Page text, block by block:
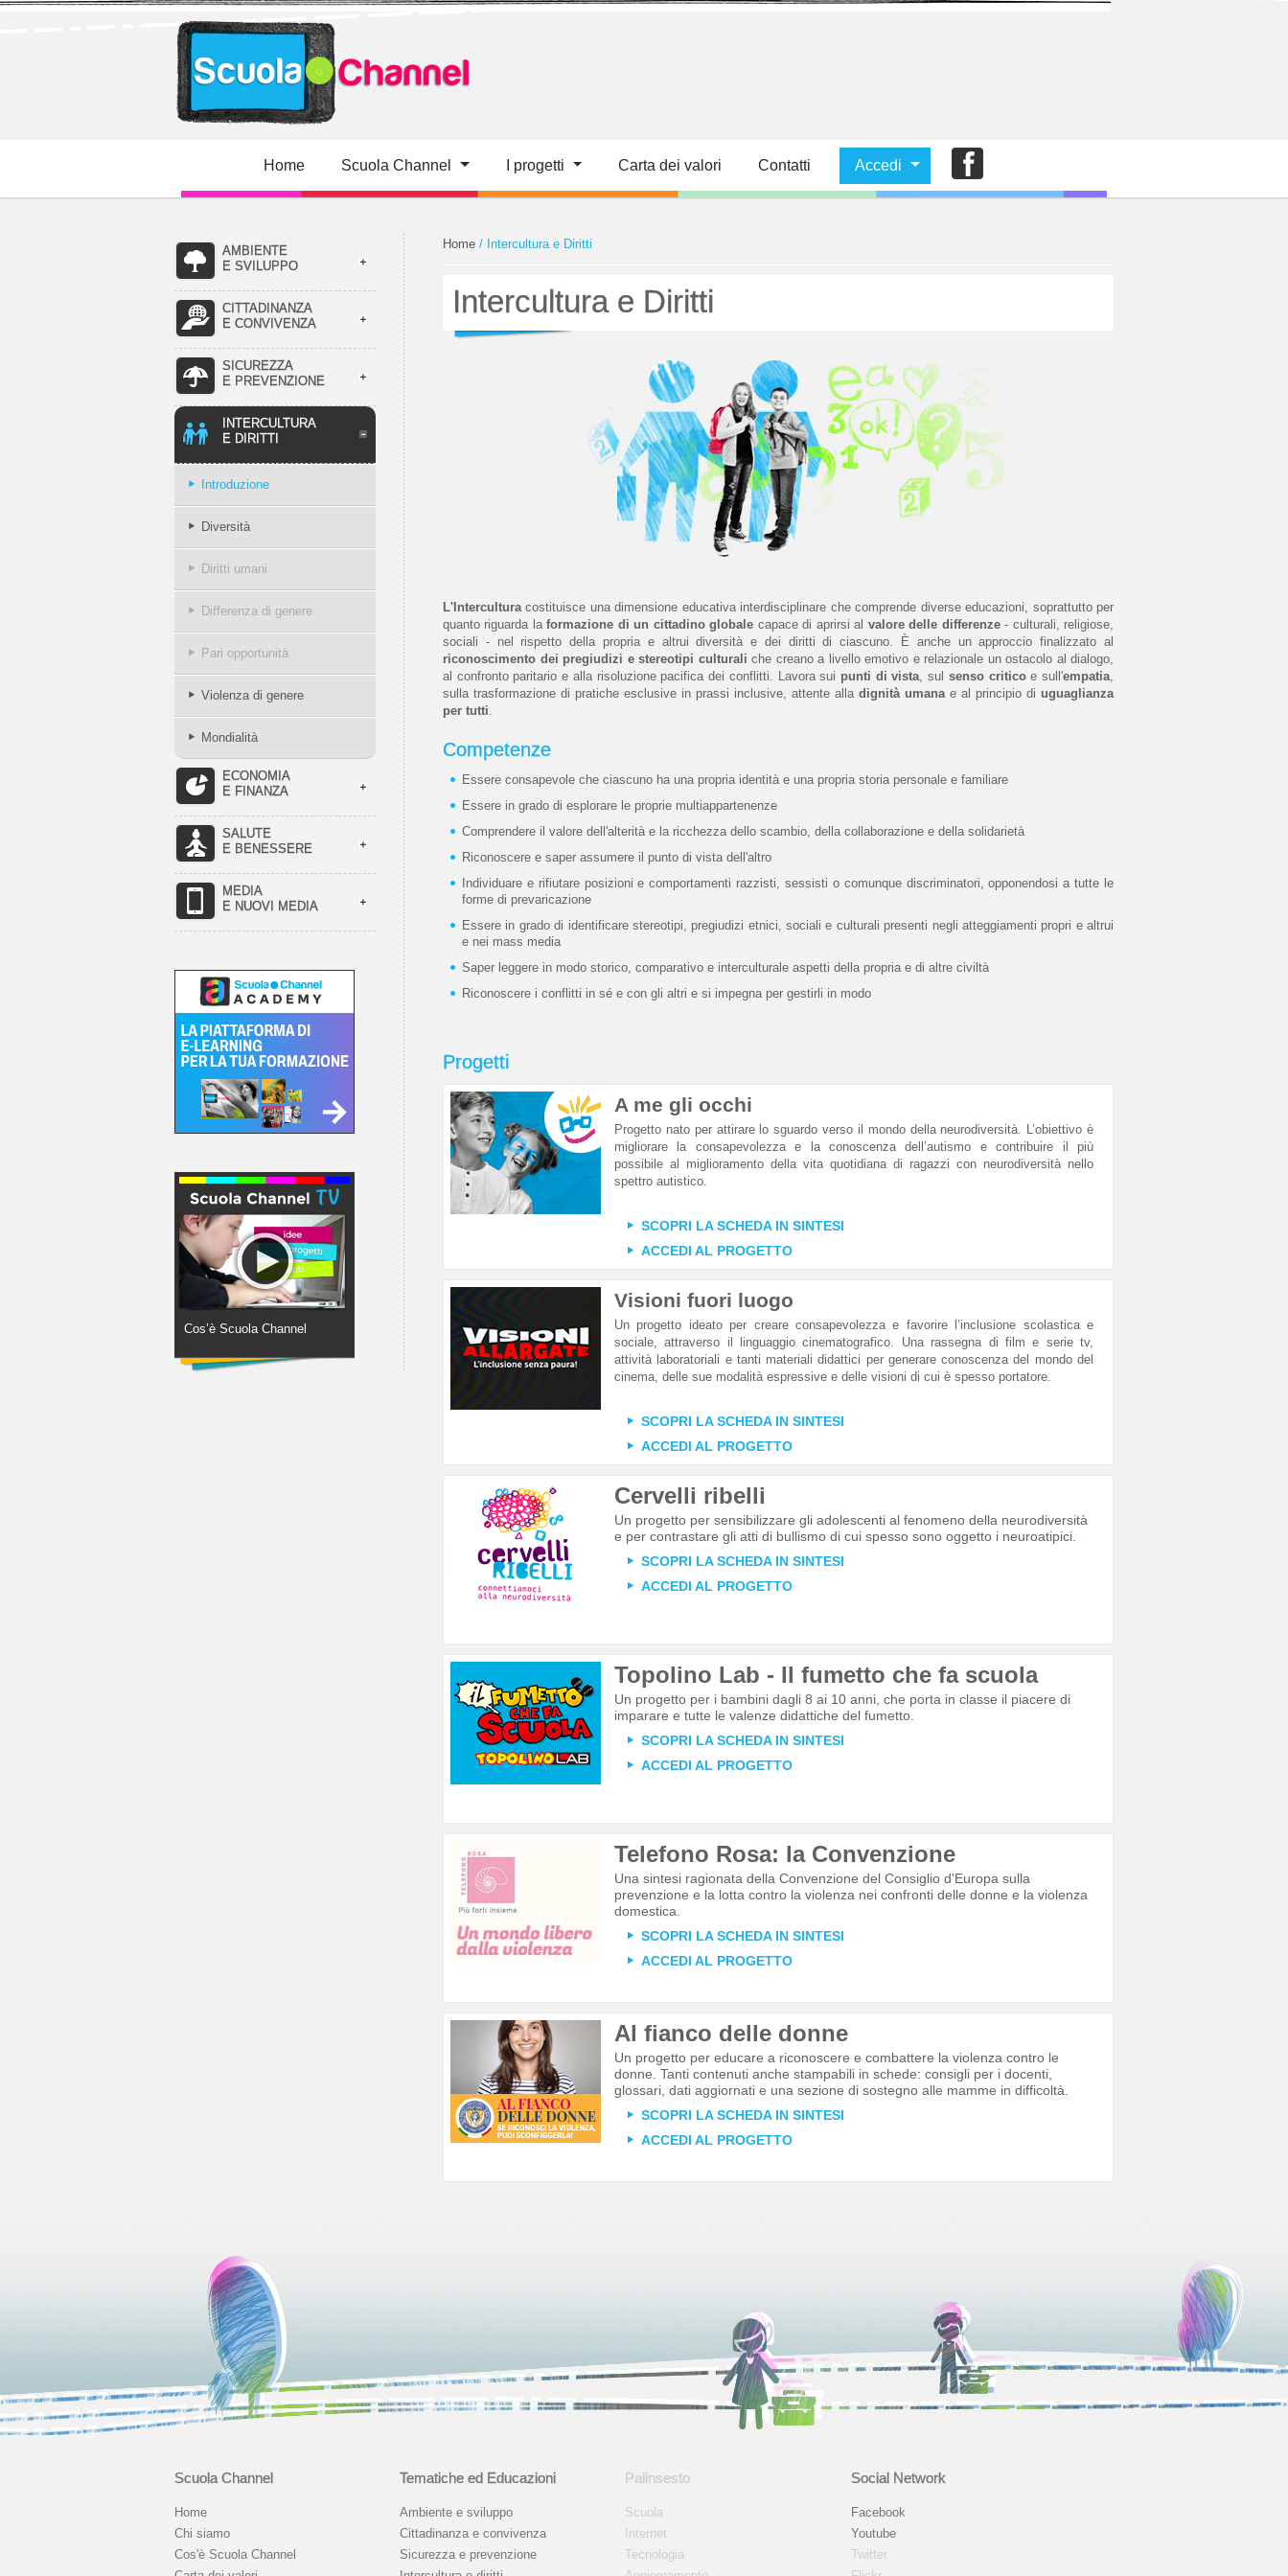
Home Scuola Channel I progetti Carta dei valori Contatti Accedi
Home / Intercultura e Diritti
Intercultura e Diritti
L'Interculturacostituisce una dimensione educativa interdisciplinare che comprende diverse educazioni, soprattutto per
quanto riguarda laformazione di un cittadino globale capace di aprirsi al valore delle differenze- culturali, religiose,
sociali - nel rispetto della propria e altrui diversità e dei diritti di ciascuno. È anche un approccio finalizzato al
riconoscimento dei pregiudizi e stereotipi culturali che creano a livello emotivo e relazionale un ostacolo al dialogo,
al confronto paritario e alla risoluzione pacifica dei conflitti. Lavora sui punti di vista, sul senso criticoe sull'empatia,
sulla trasformazione di pratiche esclusive in prassi inclusive, attente alla dignità umanae al principio di uguaglianza
per tutti.
Competenze
Essere consapevole che ciascuno ha una propria identità e una propria storia personale e familiare
Essere in grado di esplorare le proprie multiappartenenze
Comprendere il valore dell'alterità e la ricchezza dello scambio, della collaborazione e della solidarietà
Riconoscere e saper assumere il punto di vista dell'altro
Individuare e rifiutare posizioni e comportamenti razzisti, sessisti o comunque discriminatori, opponendosi a tutte le
forme di prevaricazione
Essere in grado di identificare stereotipi, pregiudizi etnici, sociali e culturali presenti negli atteggiamenti propri e altrui
e nei mass media
Saper leggere in modo storico, comparativo e interculturale aspetti della propria e di altre civiltà
Riconoscere i conflitti in sé e con gli altri e si impegna per gestirli in modo
Progetti
A me gli occhi
Progetto nato per attirare lo sguardo verso il mondo della neurodiversità. L’obiettivo è
migliorare la consapevolezza e la conoscenza dell’autismo e contribuire il più
possibile al miglioramento della vita quotidiana di ragazzi con neurodiversità nello
spettro autistico.
SCOPRI LA SCHEDA IN SINTESI
ACCEDI AL PROGETTO
Visioni fuori luogo
Un progetto ideato per creare consapevolezza e favorire l’inclusione scolastica e
sociale, attraverso il linguaggio cinematografico. Una rassegna di film e serie tv,
attività laboratoriali e tanti materiali didattici per generare conoscenza del mondo del
cinema, delle sue modalità espressive e delle visioni di cui è spesso portatore.
SCOPRI LA SCHEDA IN SINTESI
ACCEDI AL PROGETTO
Cervelli ribelli
Un progetto per sensibilizzare gli adolescenti al fenomeno della neurodiversità
e per contrastare gli atti di bullismo di cui spesso sono oggetto i neuroatipici.
SCOPRI LA SCHEDA IN SINTESI
ACCEDI AL PROGETTO
Topolino Lab - Il fumetto che fa scuola
Un progetto per i bambini dagli 8 ai 10 anni, che porta in classe il piacere di
imparare e tutte le valenze didattiche del fumetto.
SCOPRI LA SCHEDA IN SINTESI
ACCEDI AL PROGETTO
Telefono Rosa: la Convenzione
Una sintesi ragionata della Convenzione del Consiglio d'Europa sulla
prevenzione e la lotta contro la violenza nei confronti delle donne e la violenza
domestica.
SCOPRI LA SCHEDA IN SINTESI
ACCEDI AL PROGETTO
Al fianco delle donne
Un progetto per educare a riconoscere e combattere la violenza contro le
donne. Tanti contenuti anche stampabili in schede: consigli per i docenti,
glossari, dati aggiornati e una sezione di sostegno alle mamme in difficoltà.
SCOPRI LA SCHEDA IN SINTESI
ACCEDI AL PROGETTO
AMBIENTE
E SVILUPPO
CITTADINANZA
E CONVIVENZA
SICUREZZA
E PREVENZIONE
INTERCULTURA
E DIRITTI
Introduzione
Diversità
Diritti umani
Differenza di genere
Pari opportunità
Violenza di genere
Mondialità
ECONOMIA
E FINANZA
SALUTE
E BENESSERE
MEDIA
E NUOVI MEDIA
Cos’è Scuola Channel
Scuola Channel
Home
Chi siamo
Cos'è Scuola Channel
Tematiche ed Educazioni
Ambiente e sviluppo
Cittadinanza e convivenza
Sicurezza e prevenzione
Palinsesto
Scuola
Internet
Tecnologia
Social Network
Facebook
Youtube
Twitter